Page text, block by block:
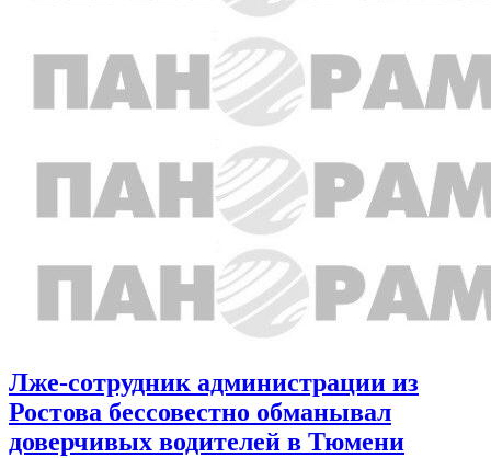
Лже-сотрудник администрации из
Ростова бессовестно обманывал
доверчивых водителей в Тюмени